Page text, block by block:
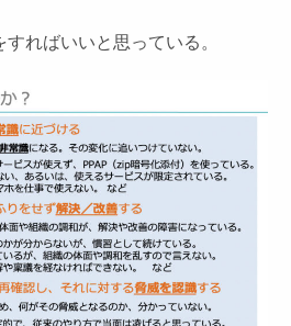
ればいいと思っている。